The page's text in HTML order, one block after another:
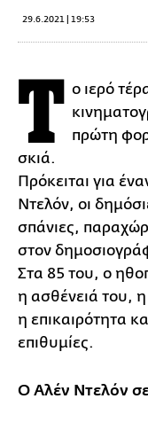
29.6.2021 | 19:53
Τ ο ιερό
πρώτη
σκιά.
Πρόκειται για
Ντελόν, οι
σπάνιες,
στον
Στα 85 του, ο
η ασθένειά του,
η επικαιρότητα
επιθυμίες.
Ο Αλέν Ντελόν